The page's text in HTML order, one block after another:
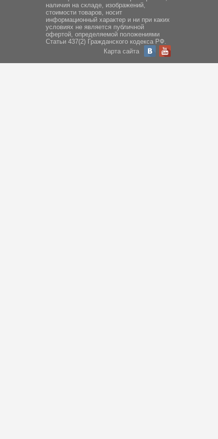
наличия на складе, изображений,
стоимости товаров, носит
информационный характер и ни при каких
условиях не является публичной
офертой, определяемой положениями
Статьи 437(2) Гражданского кодекса РФ.
Карта сайта